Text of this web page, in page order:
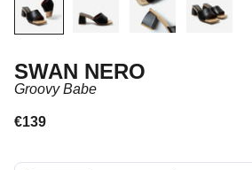
SWAN NERO
Groovy Babe
Prezzo scontato
€139